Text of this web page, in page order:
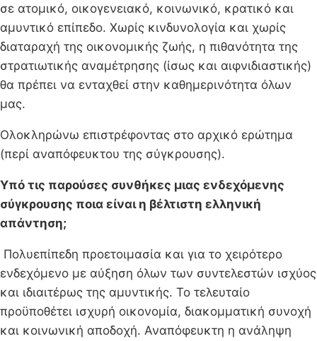
σε ατομικό, οικογενειακό, κοινωνικό, κρατικό και
αμυντικό επίπεδο. Χωρίς κινδυνολογία και χωρίς
διαταραχή της οικονομικής ζωής, η πιθανότητα της
στρατιωτικής αναμέτρησης (ίσως και αιφνιδιαστικής)
θα πρέπει να ενταχθεί στην καθημερινότητα όλων
μας.
Ολοκληρώνω επιστρέφοντας στο αρχικό ερώτημα
(περί αναπόφευκτου της σύγκρουσης).
Υπό τις παρούσες συνθήκες μιας ενδεχόμενης
σύγκρουσης ποια είναι η βέλτιστη ελληνική
απάντηση;
Πολυεπίπεδη προετοιμασία και για το χειρότερο
ενδεχόμενο με αύξηση όλων των συντελεστών ισχύος
και ιδιαιτέρως της αμυντικής. Το τελευταίο
προϋποθέτει ισχυρή οικονομία, διακομματική συνοχή
και κοινωνική αποδοχή. Αναπόφευκτη η ανάληψη